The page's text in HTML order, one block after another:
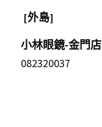
[外島]
小林眼鏡-金門店
082320037